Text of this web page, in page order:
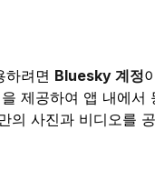
하려면 Bluesky 계정
제공하여 앱 내에서
의 사진과 비디오를